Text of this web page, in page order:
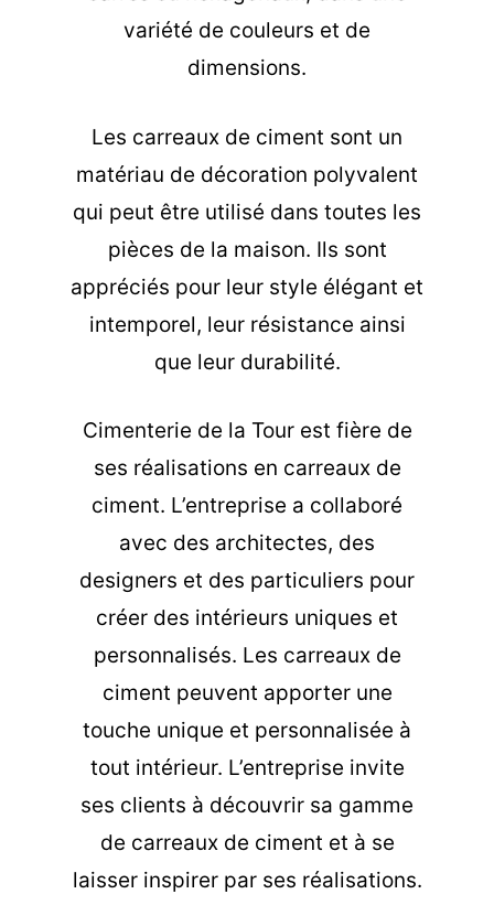
variété de couleurs et de
dimensions.
Les carreaux de ciment sont un
matériau de décoration polyvalent
qui peut être utilisé dans toutes les
pièces de la maison. Ils sont
appréciés pour leur style élégant et
intemporel, leur résistance ainsi
que leur durabilité.
Cimenterie de la Tour est fière de
ses réalisations en carreaux de
ciment. L’entreprise a collaboré
avec des architectes, des
designers et des particuliers pour
créer des intérieurs uniques et
personnalisés. Les carreaux de
ciment peuvent apporter une
touche unique et personnalisée à
tout intérieur. L’entreprise invite
ses clients à découvrir sa gamme
de carreaux de ciment et à se
laisser inspirer par ses réalisations.